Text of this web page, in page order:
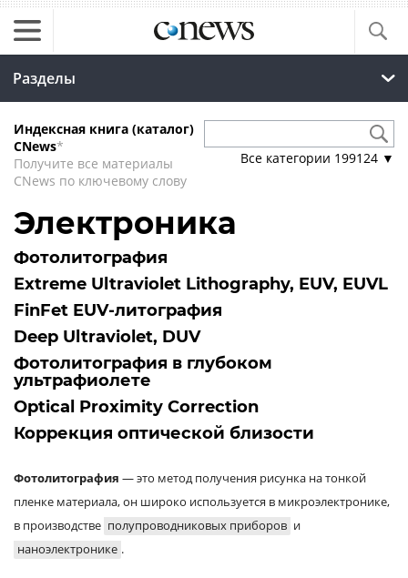
Разделы
Индексная книга (каталог)
CNews*
Получите все материалы
CNews по ключевому слову
Все категории 199124 ▼
Электроника
Фотолитография
Extreme Ultraviolet Lithography, EUV, EUVL
FinFet EUV-литография
Deep Ultraviolet, DUV
Фотолитография в глубоком
ультрафиолете
Optical Proximity Correction
Коррекция оптической близости
Фотолитография — это метод получения рисунка на тонкой
пленке материала, он широко используется в микроэлектронике,
в производстве полупроводниковых приборов и
наноэлектронике .